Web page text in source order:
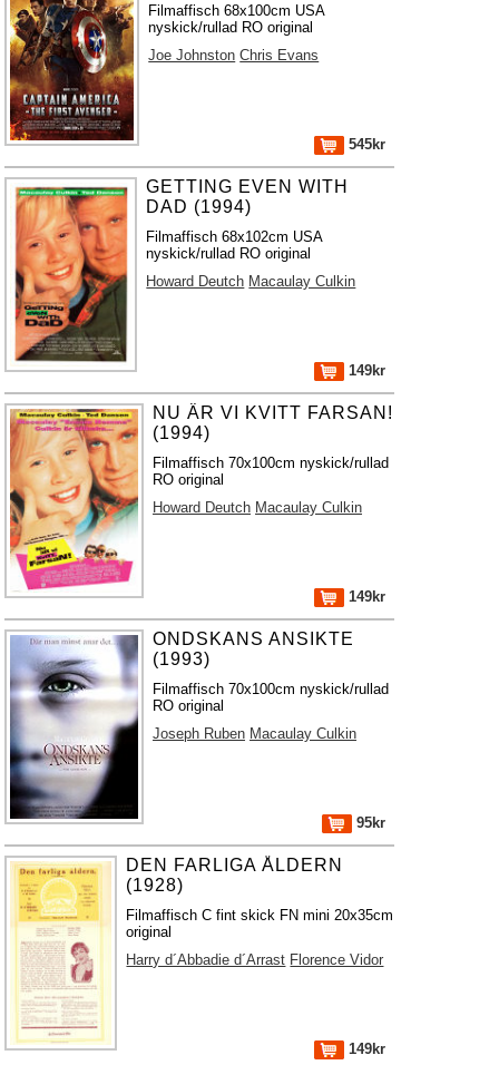
Filmaffisch 68x100cm USA
nyskick/rullad RO original
Joe Johnston Chris Evans
545kr
GETTING EVEN WITH
DAD (1994)
Filmaffisch 68x102cm USA
nyskick/rullad RO original
Howard Deutch Macaulay Culkin
149kr
NU ÄR VI KVITT FARSAN!
(1994)
Filmaffisch 70x100cm nyskick/rullad
RO original
Howard Deutch Macaulay Culkin
149kr
ONDSKANS ANSIKTE
(1993)
Filmaffisch 70x100cm nyskick/rullad
RO original
Joseph Ruben Macaulay Culkin
95kr
DEN FARLIGA ÅLDERN
(1928)
Filmaffisch C fint skick FN mini 20x35cm
original
Harry d´Abbadie d´Arrast Florence Vidor
149kr